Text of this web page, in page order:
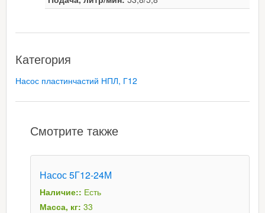
Категория
Насос пластинчастий НПЛ, Г12
Смотрите также
Насос 5Г12-24М
Наличие:: Есть
Масса, кг: 33